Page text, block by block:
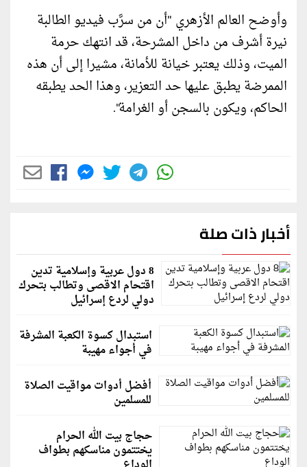
وأوضح العالم الأزهري "أن من سرَّب فيديو الطالبة
نيرة أشرف من داخل المشرحة، قد انتهك حرمة
الميت، وذلك يعتبر خيانة للأمانة، مشيرا إلى أن هذه
الممرضة يطبق عليها حد التعزير، وهذا الحد يطبقه
الحاكم، ويكون بالسجن أو الغرامة".
أخبار ذات صلة
8 دول عربية وإسلامية تدين
اقتحام الاقصى وتطالب بتحرك
دولي لردع إسرائيل
استبدال كسوة الكعبة المشرفة
في أجواء مهيبة
أفضل أدوات مواقيت الصلاة
للمسلمين
حجاج بيت الله الحرام
يختتمون مناسكهم بطواف